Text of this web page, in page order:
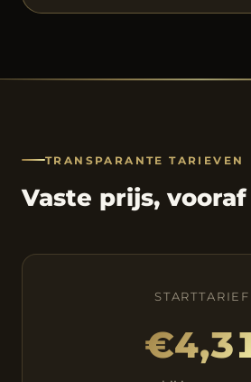
TRANSPARANTE TARIEVEN
Vaste prijs,
STARTTARIEF